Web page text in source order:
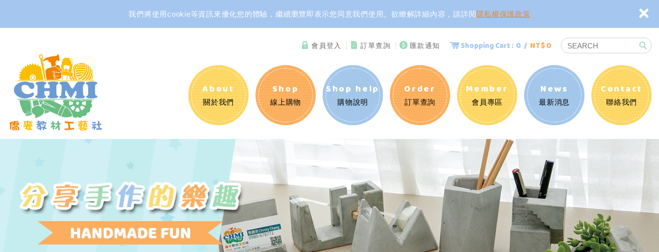
我們將使用cookie等資訊來優化您的體驗，繼續瀏覽即表示您同意我們使用。欲瞭解詳細內容，請詳閱隱私權保護政策 ×
會員登入 訂單查詢 匯款通知 Shopping Cart : 0 / NT$ 0
About
關於我們
Shop
線上購物
Shop help
購物說明
Order
訂單查詢
Member
會員專區
News
最新消息
Contact
聯絡我們